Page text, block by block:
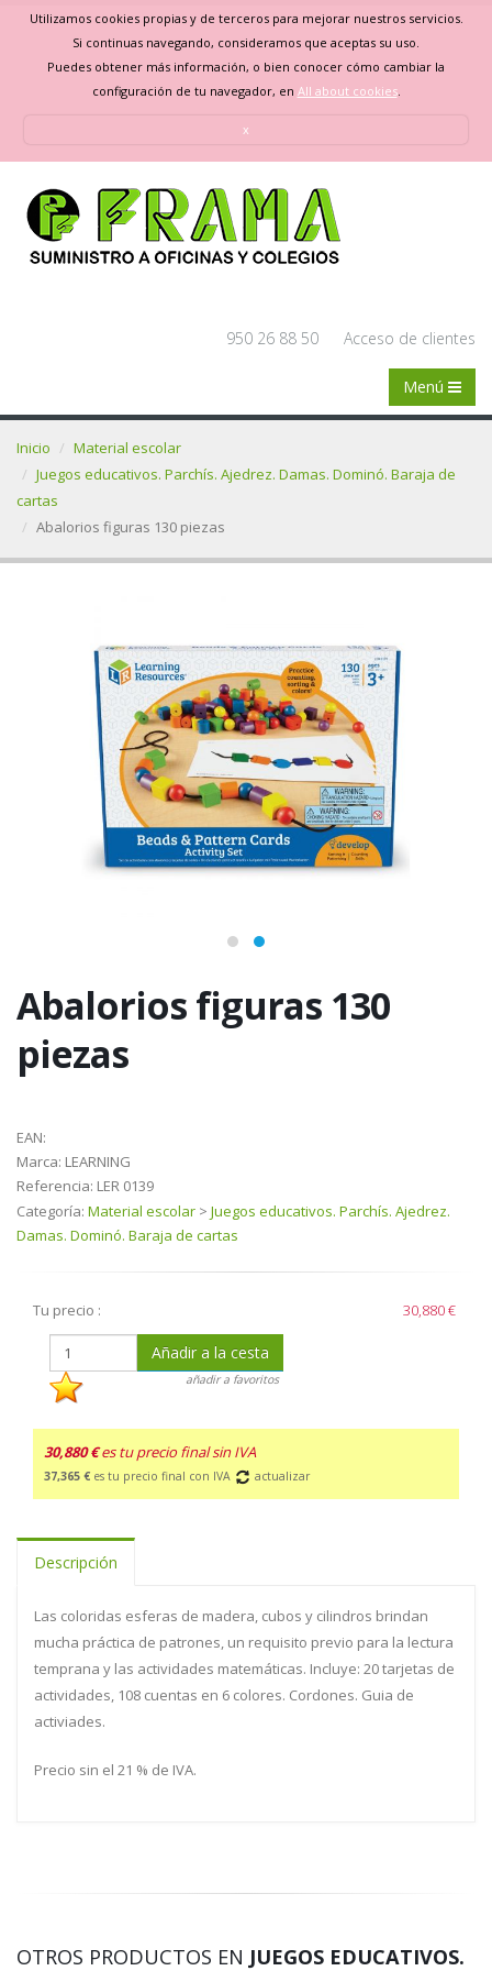
Utilizamos cookies propias y de terceros para mejorar nuestros servicios.
Si continuas navegando, consideramos que aceptas su uso.
Puedes obtener más información, o bien conocer cómo cambiar la
configuración de tu navegador, en All about cookies.
x
950 26 88 50 Acceso de clientes
Menú
Inicio
Material escolar
Juegos educativos. Parchís. Ajedrez. Damas. Dominó. Baraja de
cartas
Abalorios figuras 130 piezas
Abalorios figuras 130
piezas
EAN:
Marca: LEARNING
Referencia: LER 0139
Categoría: Material escolar > Juegos educativos. Parchís. Ajedrez.
Damas. Dominó. Baraja de cartas
Tu precio : 30,880 €
Añadir a la cesta
añadir a favoritos
30,880 € es tu precio final sin IVA
37,365 € es tu precio final con IVA actualizar
Descripción
Las coloridas esferas de madera, cubos y cilindros brindan
mucha práctica de patrones, un requisito previo para la lectura
temprana y las actividades matemáticas. Incluye: 20 tarjetas de
actividades, 108 cuentas en 6 colores. Cordones. Guia de
activiades.
Precio sin el 21 % de IVA.
OTROS PRODUCTOS EN JUEGOS EDUCATIVOS.